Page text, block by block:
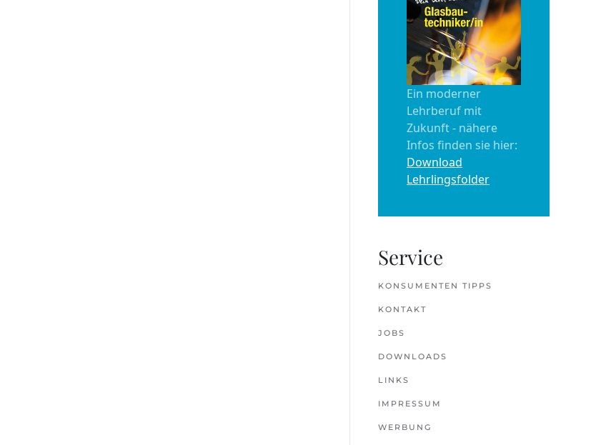
Ein moderner
Lehrberuf mit
Zukunft - nähere
Infos finden sie hier:
Download
Lehrlingsfolder
Service
KONSUMENTEN TIPPS
KONTAKT
JOBS
DOWNLOADS
LINKS
IMPRESSUM
WERBUNG